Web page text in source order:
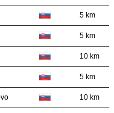
5 km
5 km
10 km
5 km
10 km